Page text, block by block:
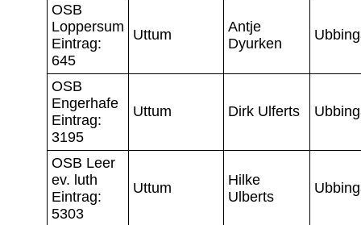
OSB
Loppersum
Eintrag:
645
Uttum
Antje
Dyurken
OSB
Engerhafe
Eintrag:
3195
Uttum Dirk Ulferts
OSB Leer
ev. luth
Eintrag:
5303
Uttum
Hilke
Ulberts